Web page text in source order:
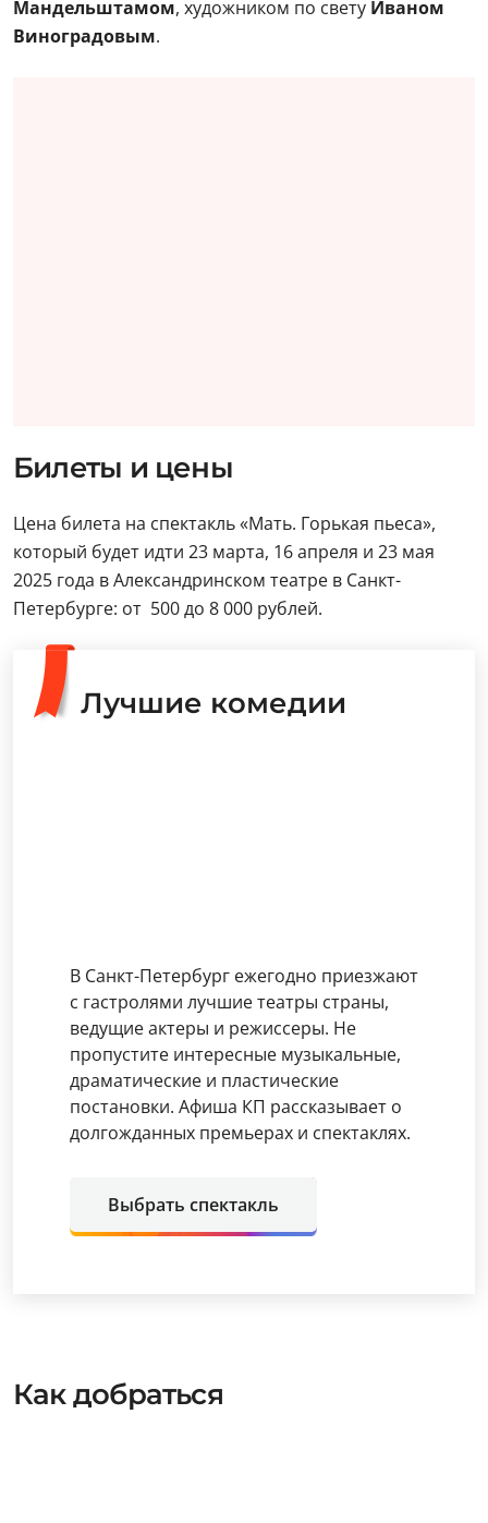
Мандельштамом, художником по свету Иваном
Виноградовым.
Билеты и цены
Цена билета на спектакль «Мать. Горькая пьеса»,
который будет идти 23 марта, 16 апреля и 23 мая
2025 года в Александринском театре в Санкт-
Петербурге: от 500 до 8 000 рублей.
Лучшие комедии
В Санкт-Петербург ежегодно приезжают
с гастролями лучшие театры страны,
ведущие актеры и режиссеры. Не
пропустите интересные музыкальные,
драматические и пластические
постановки. Афиша КП рассказывает о
долгожданных премьерах и спектаклях.
Выбрать спектакль
Как добраться